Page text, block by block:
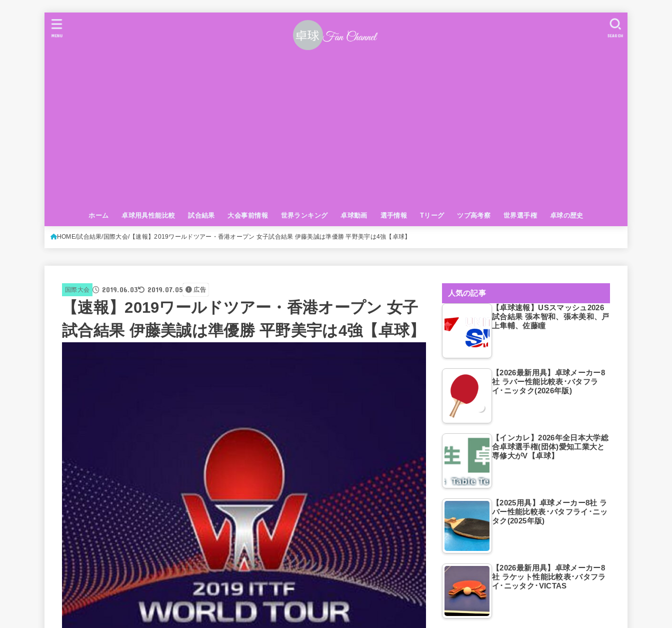
ホーム 卓球用具性能比較 試合結果 大会事前情報 世界ランキング 卓球動画 選手情報 Tリーグ ツブ高考察 世界選手権 卓球の歴史
SEARCH
MENU
HOME 試合結果 国際大会 【速報】2019ワールドツアー・香港オープン 女子試合結果 伊藤美誠は準優勝 平野美宇は4強【卓球】
国際大会 2019.06.03 2019.07.05 広告
【速報】2019ワールドツアー・香港オープン 女子
試合結果 伊藤美誠は準優勝 平野美宇は4強【卓球】
人気の記事
【卓球速報】USスマッシュ2026
試合結果 張本智和、張本美和、戸
上隼輔、佐藤瞳
【2026最新用具】卓球メーカー8
社 ラバー性能比較表･バタフラ
イ･ニッタク(2026年版)
【インカレ】2026年全日本大学総
合卓球選手権(団体)愛知工業大と
専修大がV【卓球】
【2025用具】卓球メーカー8社 ラ
バー性能比較表･バタフライ･ニッ
タク(2025年版)
【2026最新用具】卓球メーカー8
社 ラケット性能比較表･バタフラ
イ･ニッタク･VICTAS